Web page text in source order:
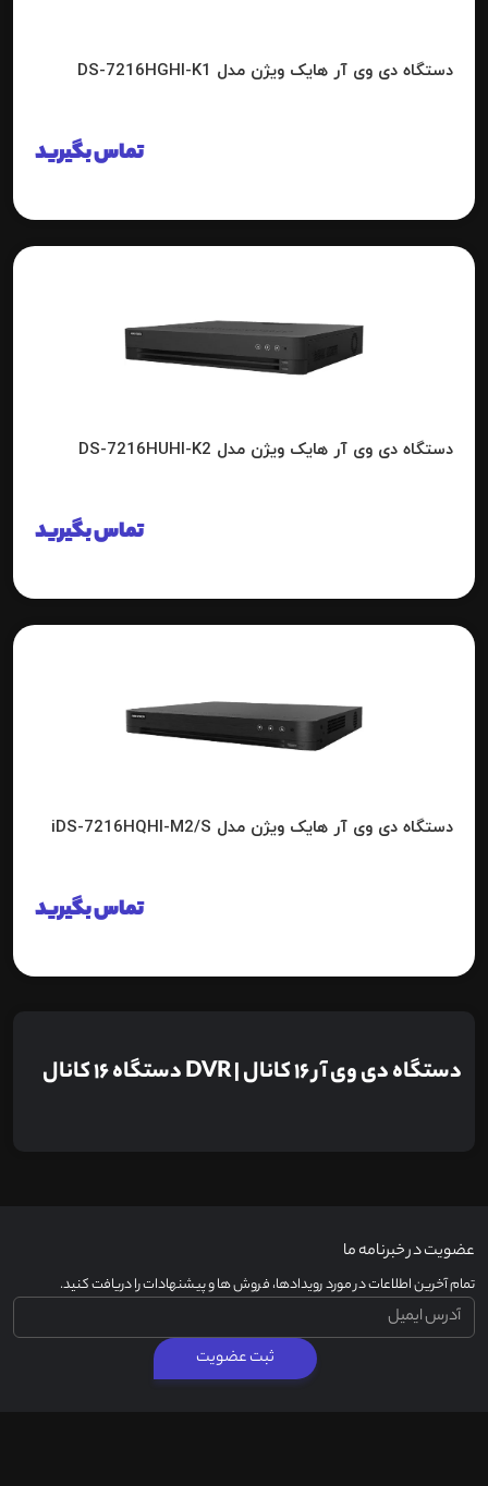
دستگاه دی وی آر هایک ویژن مدل DS-7216HGHI-K1
تماس بگیرید
دستگاه دی وی آر هایک ویژن مدل DS-7216HUHI-K2
تماس بگیرید
دستگاه دی وی آر هایک ویژن مدل iDS-7216HQHI-M2/S
تماس بگیرید
دستگاه دی وی آر 16 کانال | DVR دستگاه 16 کانال
عضویت در خبرنامه ما
تمام آخرین اطلاعات در مورد رویدادها، فروش ها و پیشنهادات را دریافت کنید.
ثبت عضویت